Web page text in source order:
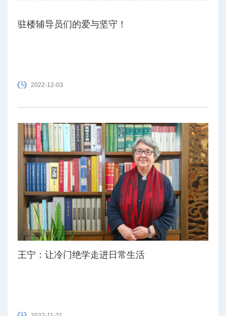
驻楼辅导员们的爱与坚守！
2022-12-03
王宁：让冷门绝学走进日常生活